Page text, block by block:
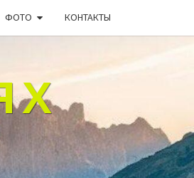
ФОТО КОНТАКТЫ